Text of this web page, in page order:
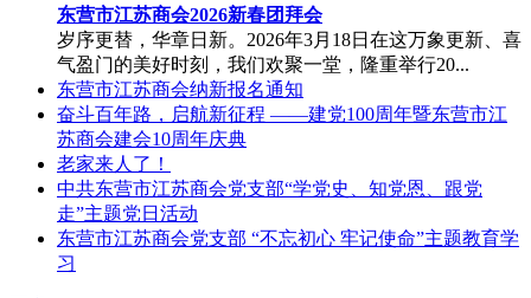
东营市江苏商会2026新春团拜会
岁序更替，华章日新。2026年3月18日在这万象更新、喜
气盈门的美好时刻，我们欢聚一堂，隆重举行20...
东营市江苏商会纳新报名通知
奋斗百年路，启航新征程 ——建党100周年暨东营市江
苏商会建会10周年庆典
老家来人了！
中共东营市江苏商会党支部“学党史、知党恩、跟党
走”主题党日活动
东营市江苏商会党支部 “不忘初心 牢记使命”主题教育学
习